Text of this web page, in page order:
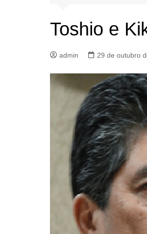
Toshio e
admin 29 de outubro